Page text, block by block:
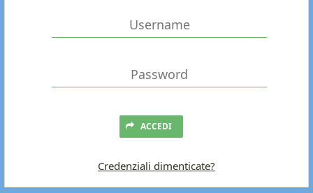
ACCEDI
Credenziali dimenticate?